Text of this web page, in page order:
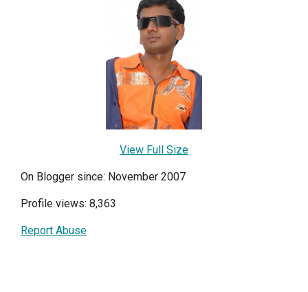
View Full Size
On Blogger since: November 2007
Profile views: 8,363
Report Abuse